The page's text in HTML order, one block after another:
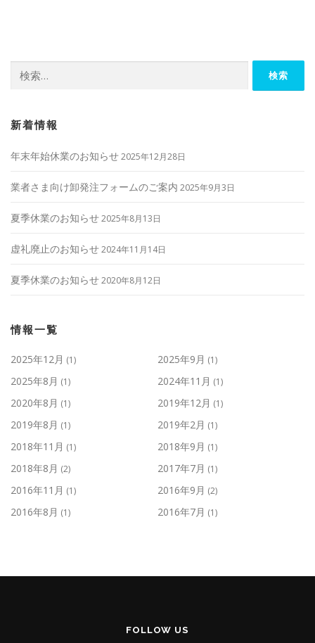
シ
索:
新着情報
年末年始休業のお知らせ2025年12月28日
業者さま向け卸発注フォームのご案内 2025年9月3日
夏季休業のお知らせ2025年8月13日
虚礼廃止のお知らせ2024年11月14日
夏季休業のお知らせ2020年8月12日
情報一覧
2025年12月 (1) 2025年9月 (1)
2025年8月 (1) 2024年11月 (1)
2020年8月 (1) 2019年12月 (1)
2019年8月 (1) 2019年2月 (1)
2018年11月 (1) 2018年9月 (1)
2018年8月 (2) 2017年7月 (1)
2016年11月 (1) 2016年9月 (2)
2016年8月 (1) 2016年7月 (1)
FOLLOW US